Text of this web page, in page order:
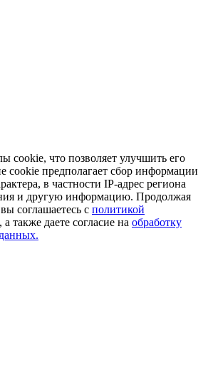
cookie, что позволяет улучшить его
cookie предполагает сбор информации
в частности IP-адрес региона
и другую информацию. Продолжая
соглашаетесь с политикой
, а также даете согласие на обработку